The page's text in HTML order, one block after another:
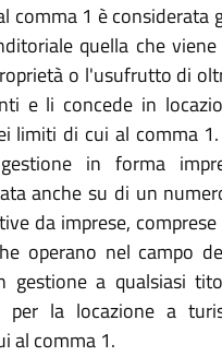
comma 1 è considerata
quella che
o l'usufrutto di
e li concede in
limiti di cui al comma
in forma
anche su di un
da imprese, comprese
operano nel campo
gestione a qualsiasi
per la locazione a
al comma 1.